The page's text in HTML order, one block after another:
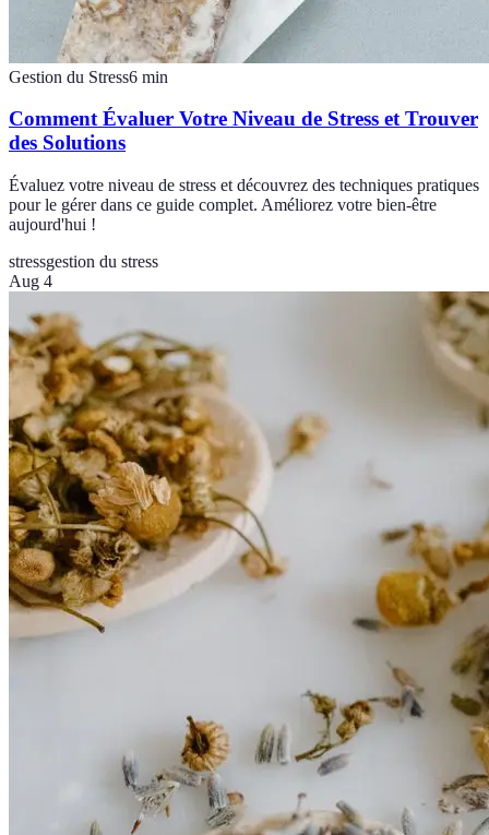
Gestion du Stress6 min
Comment Évaluer Votre Niveau de Stress et Trouver
des Solutions
Évaluez votre niveau de stress et découvrez des techniques pratiques
pour le gérer dans ce guide complet. Améliorez votre bien-être
aujourd'hui !
stressgestion du stress
Aug 4